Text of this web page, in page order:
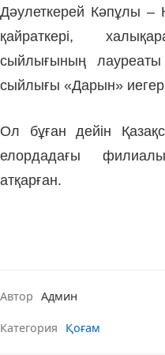
Дәулеткерей Кәпұлы –
қайраткері,
сыйлығының
сыйлығы «Дарын»
Ол бұған дейін
елордадағы
атқарған.
Автор Админ
Категория Қоғам